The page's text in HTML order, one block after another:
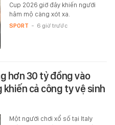
Cup 2026 giờ đây khiến người
hâm mộ càng xót xa.
SPORT - 6 giờ trước
hơn 30 tỷ đồng vào
cả công ty vệ sinh
Một người chơi xổ số tại Italy